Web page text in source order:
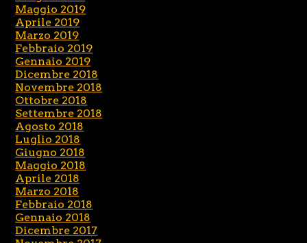
Maggio 2019
Aprile 2019
Marzo 2019
Febbraio 2019
Gennaio 2019
Dicembre 2018
Novembre 2018
Ottobre 2018
Settembre 2018
Agosto 2018
Luglio 2018
Giugno 2018
Maggio 2018
Aprile 2018
Marzo 2018
Febbraio 2018
Gennaio 2018
Dicembre 2017